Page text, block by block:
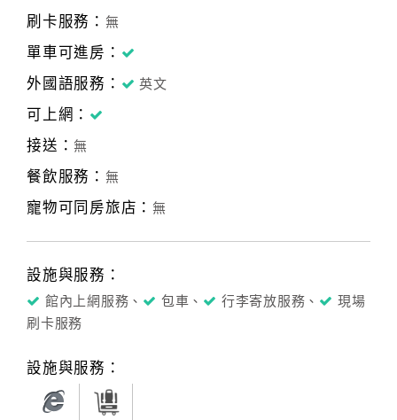
刷卡服務： 無
單車可進房：
外國語服務：
英文
可上網：
接送：無
餐飲服務： 無
寵物可同房旅店： 無
設施與服務：
館內上網服務、 包車、 行李寄放服務、
現場
刷卡服務
設施與服務：